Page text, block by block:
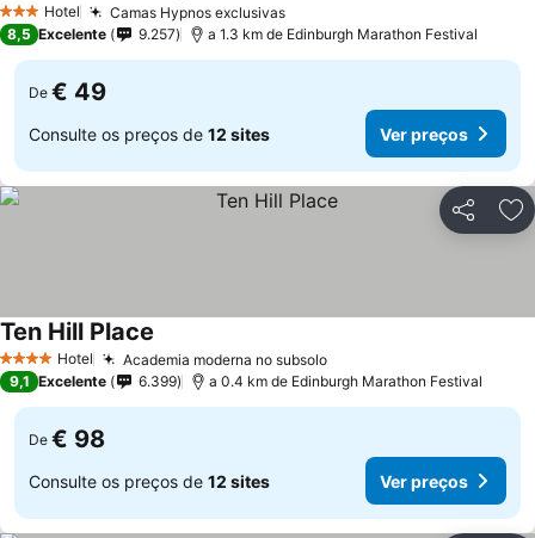
3 EstrelasHotel Camas Hypnos exclusivas
8,5 Excelente 9.257 a 1.3 km de Edinburgh Marathon Festival
De € 49
Consulte os preços de 12 sites Ver preços
Partilhar
4 EstrelasHotel Academia moderna no subsolo
Ten Hill Place
9,1 Excelente 6.399 a 0.4 km de Edinburgh Marathon Festival
De € 98
Consulte os preços de 12 sites Ver preços